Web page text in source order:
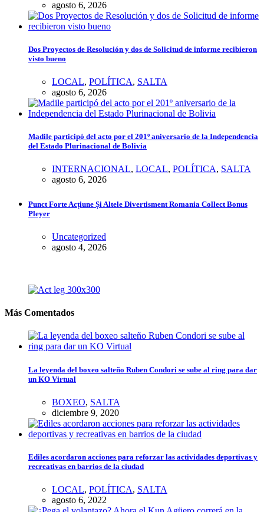
agosto 6, 2026
Dos Proyectos de Resolución y dos de Solicitud de informe recibieron
visto bueno
LOCAL, POLÍTICA, SALTA
agosto 6, 2026
Madile participó del acto por el 201º aniversario de la Independencia
del Estado Plurinacional de Bolivia
INTERNACIONAL, LOCAL, POLÍTICA, SALTA
agosto 6, 2026
Punct Forte Acțiune Și Altele Divertisment Romania Collect Bonus
Pleyer
Uncategorized
agosto 4, 2026
Más Comentados
La leyenda del boxeo salteño Ruben Condori se sube al ring para dar
un KO Virtual
BOXEO, SALTA
diciembre 9, 2020
Ediles acordaron acciones para reforzar las actividades deportivas y
recreativas en barrios de la ciudad
LOCAL, POLÍTICA, SALTA
agosto 6, 2022